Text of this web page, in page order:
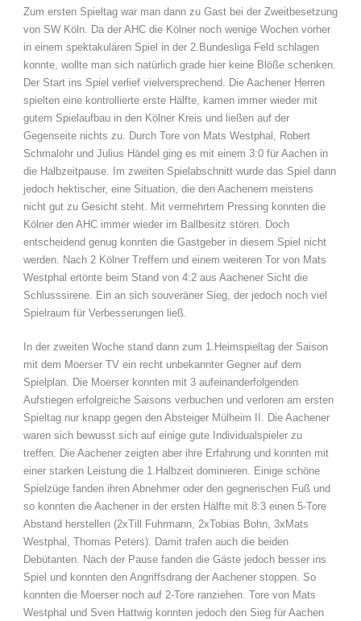
Zum ersten Spieltag war man dann zu Gast bei der Zweitbesetzung
von SW Köln. Da der AHC die Kölner noch wenige Wochen vorher
in einem spektakulären Spiel in der 2.Bundesliga Feld schlagen
konnte, wollte man sich natürlich grade hier keine Blöße schenken.
Der Start ins Spiel verlief vielversprechend. Die Aachener Herren
spielten eine kontrollierte erste Hälfte, kamen immer wieder mit
gutem Spielaufbau in den Kölner Kreis und ließen auf der
Gegenseite nichts zu. Durch Tore von Mats Westphal, Robert
Schmalohr und Julius Händel ging es mit einem 3:0 für Aachen in
die Halbzeitpause. Im zweiten Spielabschnitt wurde das Spiel dann
jedoch hektischer, eine Situation, die den Aachenern meistens
nicht gut zu Gesicht steht. Mit vermehrtem Pressing konnten die
Kölner den AHC immer wieder im Ballbesitz stören. Doch
entscheidend genug konnten die Gastgeber in diesem Spiel nicht
werden. Nach 2 Kölner Treffern und einem weiteren Tor von Mats
Westphal ertönte beim Stand von 4:2 aus Aachener Sicht die
Schlusssirene. Ein an sich souveräner Sieg, der jedoch noch viel
Spielraum für Verbesserungen ließ.
In der zweiten Woche stand dann zum 1.Heimspieltag der Saison
mit dem Moerser TV ein recht unbekannter Gegner auf dem
Spielplan. Die Moerser konnten mit 3 aufeinanderfolgenden
Aufstiegen erfolgreiche Saisons verbuchen und verloren am ersten
Spieltag nur knapp gegen den Absteiger Mülheim II. Die Aachener
waren sich bewusst sich auf einige gute Individualspieler zu
treffen. Die Aachener zeigten aber ihre Erfahrung und konnten mit
einer starken Leistung die 1.Halbzeit dominieren. Einige schöne
Spielzüge fanden ihren Abnehmer oder den gegnerischen Fuß und
so konnten die Aachener in der ersten Hälfte mit 8:3 einen 5-Tore
Abstand herstellen (2xTill Fuhrmann, 2xTobias Bohn, 3xMats
Westphal, Thomas Peters). Damit trafen auch die beiden
Debütanten. Nach der Pause fanden die Gäste jedoch besser ins
Spiel und konnten den Angriffsdrang der Aachener stoppen. So
konnten die Moerser noch auf 2-Tore ranziehen. Tore von Mats
Westphal und Sven Hattwig konnten jedoch den Sieg für Aachen